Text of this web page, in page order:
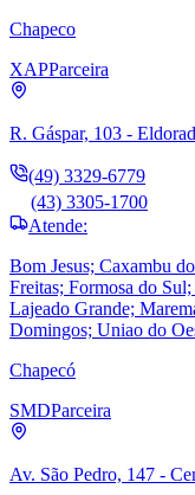
Chapeco
XAPParceira
R. Gáspar, 103 -
(49) 3329-6779
(43) 3305-1700
Atende:
Bom Jesus; Caxambu
Freitas; Formosa do
Lajeado Grande;
Domingos; Uniao do
Chapecó
SMDParceira
Av. São Pedro, 147 -